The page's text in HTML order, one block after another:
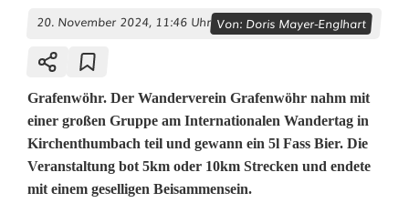
20. November 2024, 11:46 Uhr Von: Doris Mayer-Englhart
Grafenwöhr. Der Wanderverein Grafenwöhr nahm mit
einer großen Gruppe am Internationalen Wandertag in
Kirchenthumbach teil und gewann ein 5l Fass Bier. Die
Veranstaltung bot 5km oder 10km Strecken und endete
mit einem geselligen Beisammensein.